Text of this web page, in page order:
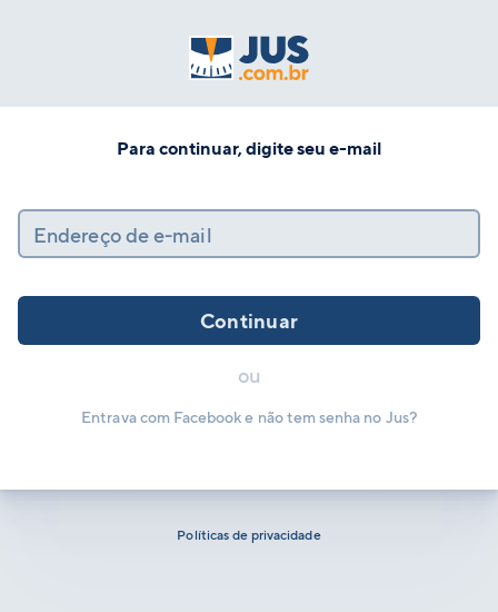
Para continuar, digite seu e-mail
Endereço de e-mail
Continuar
ou
Entrava com Facebook e não tem senha no Jus?
Políticas de privacidade